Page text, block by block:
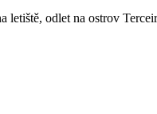
letiště, odlet na ostrov